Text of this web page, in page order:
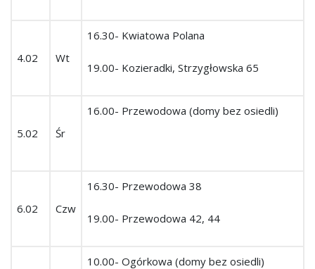
4.02 Wt
16.30- Kwiatowa Polana
19.00- Kozieradki, Strzygłowska 65
5.02 Śr
16.00- Przewodowa (domy bez osiedli)
6.02 Czw
16.30- Przewodowa 38
19.00- Przewodowa 42, 44
10.00- Ogórkowa (domy bez osiedli)